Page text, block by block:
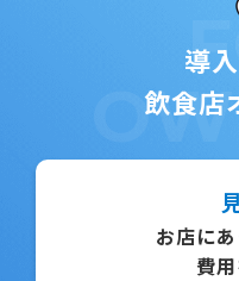
導
飲食店
お店に
費